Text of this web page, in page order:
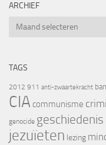
ARCHIEF
Archief
TAGS
2012 911 anti-zwaartekracht
CIA communisme
genocide geschiedenis
jezuïeten lezing